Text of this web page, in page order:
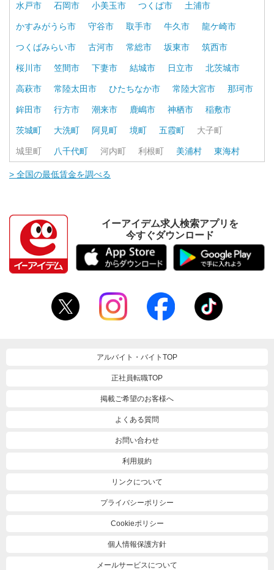
水戸市 石岡市 小美玉市 つくば市 土浦市
かすみがうら市 守谷市 取手市 牛久市 龍ケ崎市
つくばみらい市 古河市 常総市 坂東市 筑西市
桜川市 笠間市 下妻市 結城市 日立市 北茨城市
高萩市 常陸太田市 ひたちなか市 常陸大宮市 那珂市
鉾田市 行方市 潮来市 鹿嶋市 神栖市 稲敷市
茨城町 大洗町 阿見町 境町 五霞町 大子町
城里町 八千代町 河内町 利根町 美浦村 東海村
> 全国の最低賃金を調べる
イーアイデム求人検索アプリを
今すぐダウンロード
アルバイト・バイトTOP
正社員転職TOP
掲載ご希望のお客様へ
よくある質問
お問い合わせ
利用規約
リンクについて
プライバシーポリシー
Cookieポリシー
個人情報保護方針
メールサービスについて